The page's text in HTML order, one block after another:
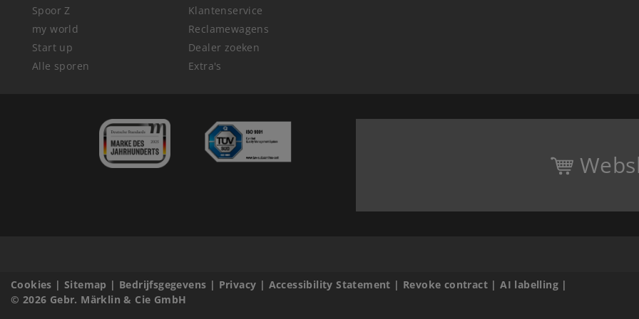
Spoor Z
my world
Start up
Alle sporen
Klantenservice
Reclamewagens
Dealer zoeken
Extra's
Cookies |Sitemap | Bedrijfsgegevens | Privacy | Accessibility Statement | Revoke contract |AI labelling |
© 2026 Gebr. Märklin & Cie GmbH